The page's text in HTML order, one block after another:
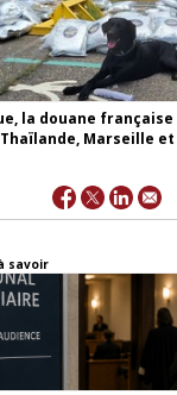
la douane
Marseille et
savoir